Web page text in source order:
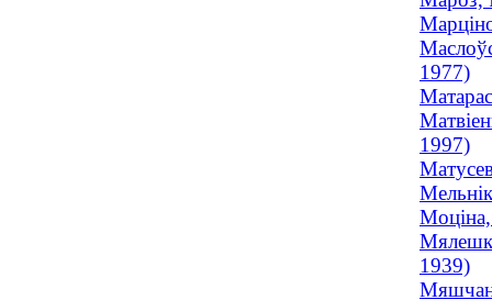
1977)
1997)
1939)